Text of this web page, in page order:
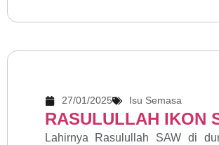
27/01/2025 Isu Semasa
RASULULLAH IKON
Lahirnya Rasulullah SAW di